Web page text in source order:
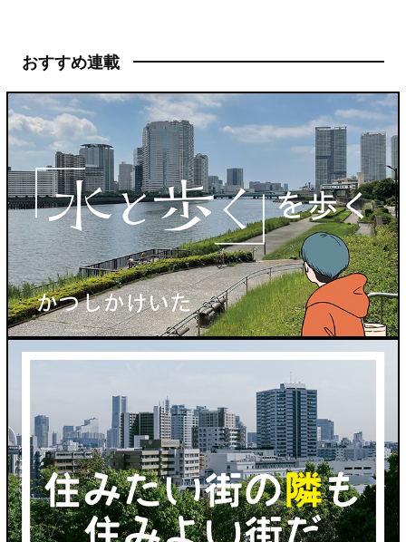
おすすめ連載